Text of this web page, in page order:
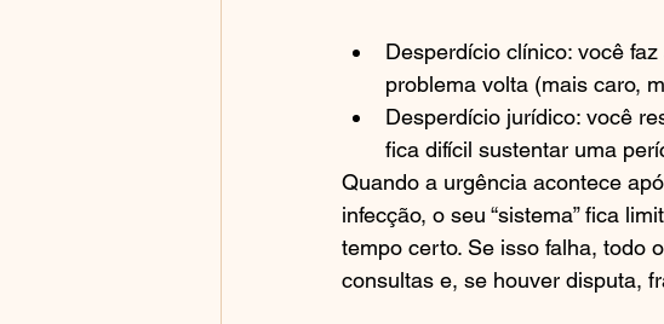
Desperdício clínico: você
problema volta (mais caro,
Desperdício jurídico: você
fica difícil sustentar uma
Quando a urgência acontece
infecção, o seu “sistema” fica
tempo certo. Se isso falha, todo
consultas e, se houver disputa,